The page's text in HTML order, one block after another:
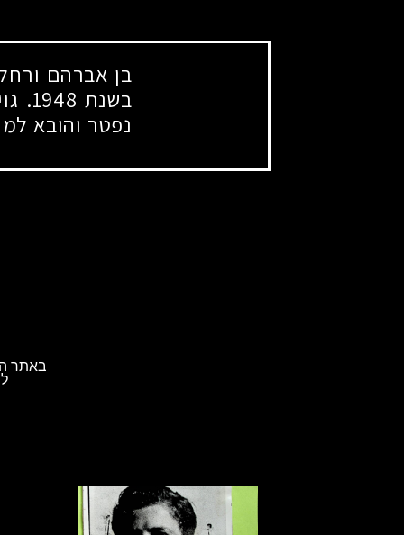
בן אברהם
בשנת 1948
.
נפטר והובא
באתר